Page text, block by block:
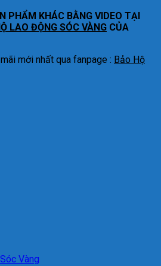
PHẨM KHÁC BẰNG VIDEO TẠI
LAO ĐỘNG SÓC VÀNG CỦA
mới nhất qua fanpage : Bảo Hộ
Vàng